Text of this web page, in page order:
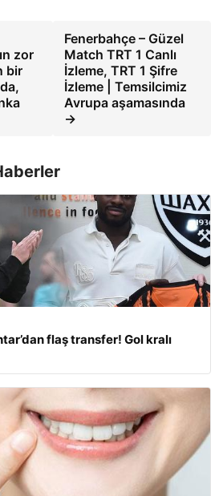
zor
bir
Fenerbahçe – Güzel
Match TRT 1 Canlı
İzleme, TRT 1 Şifre
İzleme | Temsilcimiz
Avrupa aşamasında
→
flaş transfer! Gol kralı